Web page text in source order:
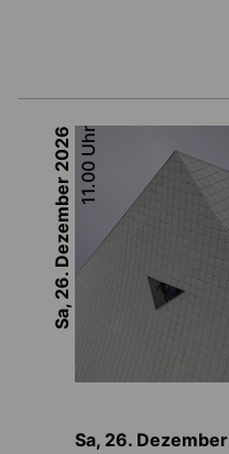
Sa, 26. Dezember
2026
11.00
Uhr
Sa, 26. Dezember